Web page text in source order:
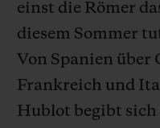
einst die Römer
diesem Sommer
Von Spanien über
Frankreich und
Hublot begibt sich
VORAUSSICHTLICHE
KOSTENLOSE
SICHERE BEZAHLUNG